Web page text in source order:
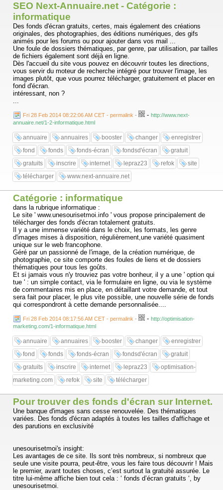
SEO Next-Annuaire.net - Catégorie :
informatique
Des fonds d'écran gratuits, certes, mais également des créations
originales, des photographies, des éditions numériques, des gifs
animés pour les forums ou pour ajouter dans vos mail ...
Une foule de dossiers thématiques, par genre, par utilisation, par tailles
de fichiers également sont déjà en ligne.
Dès l'accueil du site vous pouvez en découvrir toutes les directions,
vous servir du moteur de recherche intégré pour trouver l'image, les
images plutôt, que vous pourrez télécharger, gratuitement et placer en
fond d'écran.
intéressant, non ?
...
Fri 28 Feb 2014 08:22:06 AM CET - permalink - - http://www.next-
annuaire.net/1-2-informatique.html
annuaire annuaires booster changer
enregistrer
fond
fonds fonds-écran fondsd'écran
gratuit
gratuits
inscrire internet lepraz23 refok
site
télécharger
www.next-annuaire.net
Catégorie : informatique
dans la rubrique informatique :
Le site ' www.unesourisetmoi.info ' vous propose principalement de
télécharger des fonds d'écran totalement gratuits.
Il y a une immense variété dans le choix, les formats, les genre
d'images mises à disposition, régulièrement,une variété quasiment
unique sur le web francophone.
Géré par un passionné de l'image, de la création numérique, de
photographie, ce site comporte des foules de liens et de dossiers
thématiques pour tous les goûts.
Et si jamais vous n'y trouviez pas votre bonheur, il y a une ' option qui
tue ' : un simple contact, via le formulaire en ligne, ou via le système
de commentaires mis en place, en détaillant votre demande, et tout
sera fait pour placer, le plus vite possible, une nouvelle série de fonds
qui correspondront à cette demande personnalisée....
Fri 28 Feb 2014 08:17:56 AM CET - permalink - - http://optimisation-
marketing.com/1-informatique.html
annuaire annuaires booster changer
enregistrer
fond
fonds fonds-écran fondsd'écran
gratuit
gratuits
inscrire internet lepraz23
optimisation-
marketing.com
refok site télécharger
Pour trouver des fonds d'écran sur Internet.
Une banque d'images sans cesse renouvelée. Des thématiques
variées. Des fonds d'écran adaptés à toutes les tailles d'affichage et
des parutions en exclusivité
unesourisetmoi's insight:
Les avantages de ce site. Ils sont très nombreux, si nombreux que
seule une visite pourra, peut-être, vous les faire tous découvrir ! Mais
le premier, avant toutes choses, c’est surtout la gratuité assurée. Le
titre lui-même affiche bien tout cela : ‘ fonds d’écran gratuits ‘, by
unesourisetmoi.